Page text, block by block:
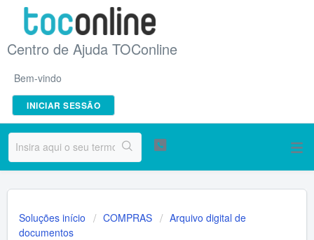
Centro de Ajuda TOConline
Bem-vindo
INICIAR SESSÃO
Soluções início COMPRAS
Arquivo digital de
documentos